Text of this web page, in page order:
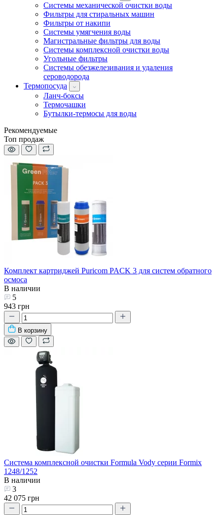
Системы механической очистки воды
Фильтры для стиральных машин
Фильтры от накипи
Системы умягчения воды
Магистральные фильтры для воды
Системы комплексной очистки воды
Угольные фильтры
Системы обезжелезивания и удаления
сероводорода
Термопосуда
Ланч-боксы
Термочашки
Бутылки-термосы для воды
Рекомендуемые
Топ продаж
Комплект картриджей Puricom PACK 3 для систем обратного
осмоса
В наличии
5
943 грн
В корзину
Система комплексной очистки Formula Vody серии Formix
1248/1252
В наличии
3
42 075 грн